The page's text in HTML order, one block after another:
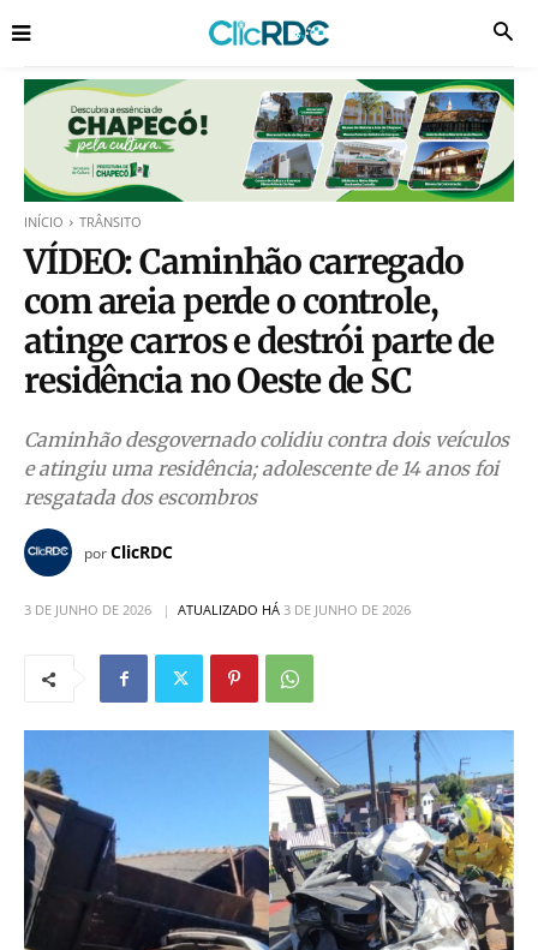
INÍCIO TRÂNSITO
VÍDEO: Caminhão carregado
com areia perde o controle,
atinge carros e destrói parte de
residência no Oeste de SC
Caminhão desgovernado colidiu contra dois veículos
e atingiu uma residência; adolescente de 14 anos foi
resgatada dos escombros
porClicRDC
3 DE JUNHO DE 2026 ATUALIZADO HÁ 3 DE JUNHO DE 2026